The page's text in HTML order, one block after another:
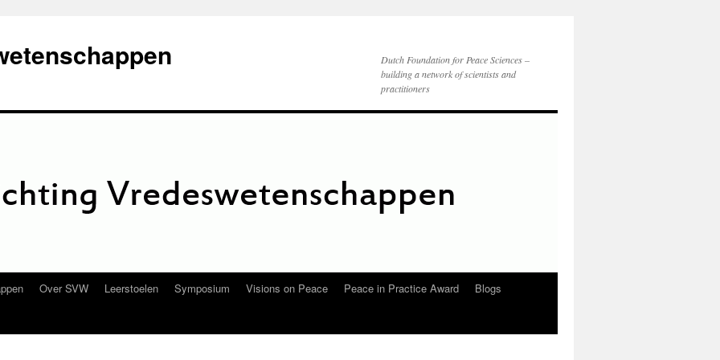
Dutch Foundation for Peace Sciences –
building a network of scientists and
practitioners
Over SVW Leerstoelen Symposium Visions on Peace Peace in Practice Award
Blogs